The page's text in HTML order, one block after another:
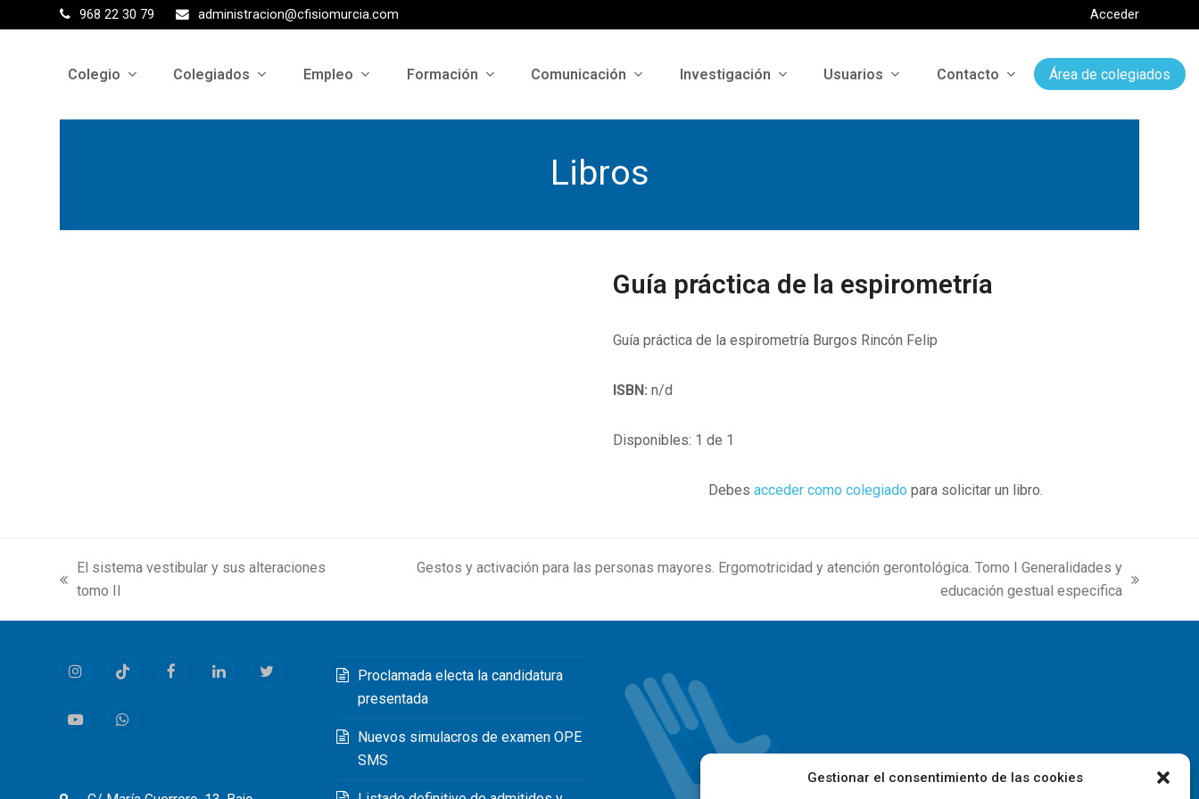
Gestionar el consentimiento de las cookies
968 22 30 79 administracion@cfisiomurcia.com Acceder
Colegio Colegiados Empleo Formación Comunicación Investigación Usuarios Contacto Área de colegiados
Libros
Guía práctica de la espirometría
Guía práctica de la espirometría Burgos Rincón Felip
ISBN: n/d
Disponibles: 1 de 1
Debesacceder como colegiado para solicitar un libro.
previous
El sistema vestibular y sus alteraciones
tomo II
Gestos y activación para las personas mayores. Ergomotricidad y atención gerontológica. Tomo I Generalidades y
educación gestual especifica
InstagramTiktok FacebookLinkedInTwitter
YoutubeWhatsapp
Proclamada electa la candidatura
presentada
Nuevos simulacros de examen OPE
SMS